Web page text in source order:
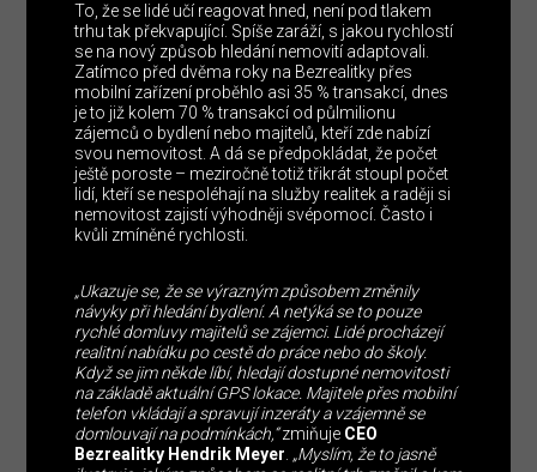
To, že se lidé učí reagovat hned, není pod tlakem
trhu tak překvapující. Spíše zaráží, s jakou rychlostí
se na nový způsob hledání nemovití adaptovali.
Zatímco před dvěma roky na Bezrealitky přes
mobilní zařízení proběhlo asi 35 % transakcí, dnes
je to již kolem 70 % transakcí od půlmilionu
zájemců o bydlení nebo majitelů, kteří zde nabízí
svou nemovitost. A dá se předpokládat, že počet
ještě poroste – meziročně totiž třikrát stoupl počet
lidí, kteří se nespoléhají na služby realitek a raději si
nemovitost zajistí výhodněji svépomocí. Často i
kvůli zmíněné rychlosti.
„Ukazuje se, že se výrazným způsobem změnily
návyky při hledání bydlení. A netýká se to pouze
rychlé domluvy majitelů se zájemci. Lidé procházejí
realitní nabídku po cestě do práce nebo do školy.
Když se jim někde líbí, hledají dostupné nemovitosti
na základě aktuální GPS lokace. Majitele přes mobilní
telefon vkládají a spravují inzeráty a vzájemně se
domlouvají na podmínkách,“zmiňuje CEO
Bezrealitky Hendrik Meyer „Myslím, že to jasně